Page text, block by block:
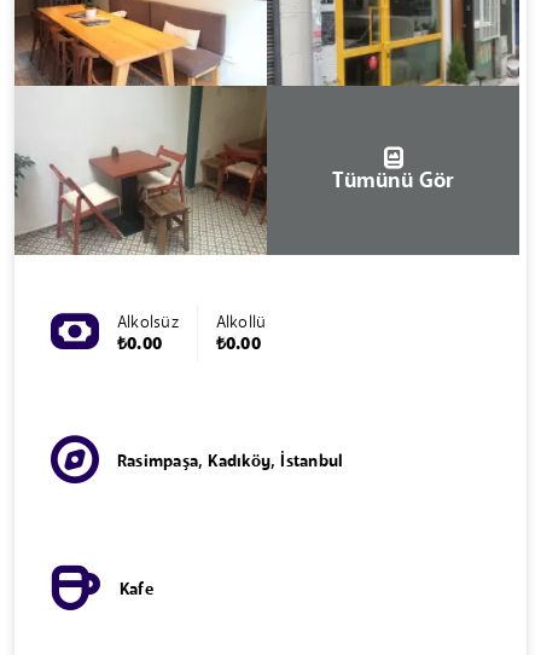
Tümünü Gör
Alkolsüz
₺0.00
Alkollü
₺0.00
Rasimpaşa, Kadıköy, İstanbul
Kafe